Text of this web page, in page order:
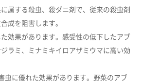
属する殺虫、殺ダニ剤で、従来の殺虫剤
成を阻害します。
効果があります。感受性の低下したアブ
ラミ、ミナミキイロアザミウマに高い効
虫に優れた効果があります。野菜のアブ